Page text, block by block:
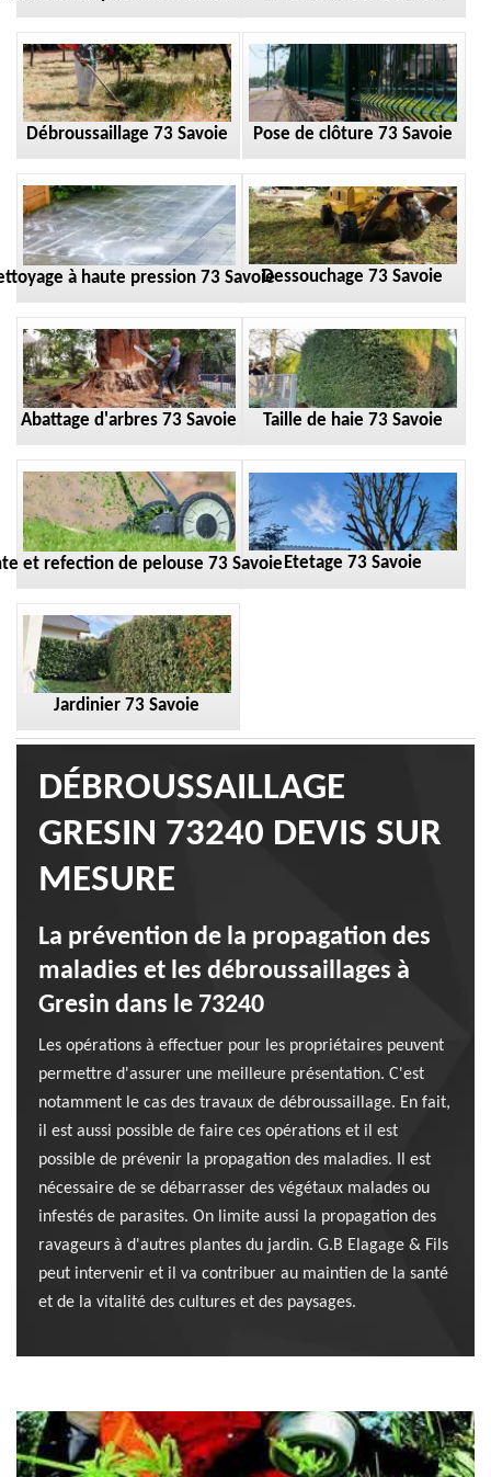
Débroussaillage 73 Savoie Pose de clôture 73 Savoie
à haute pression 73 SavoieDessouchage 73 Savoie
Abattage d'arbres 73 Savoie Taille de haie 73 Savoie
et refection de pelouse 73 Savoie Etetage 73 Savoie
Jardinier 73 Savoie
DÉBROUSSAILLAGE
GRESIN 73240 DEVIS SUR
MESURE
La prévention de la propagation des
maladies et les débroussaillages à
Gresin dans le 73240
Les opérations à effectuer pour les propriétaires peuvent
permettre d'assurer une meilleure présentation. C'est
notamment le cas des travaux de débroussaillage. En fait,
il est aussi possible de faire ces opérations et il est
possible de prévenir la propagation des maladies. Il est
nécessaire de se débarrasser des végétaux malades ou
infestés de parasites. On limite aussi la propagation des
ravageurs à d'autres plantes du jardin. G.B Elagage & Fils
peut intervenir et il va contribuer au maintien de la santé
et de la vitalité des cultures et des paysages.